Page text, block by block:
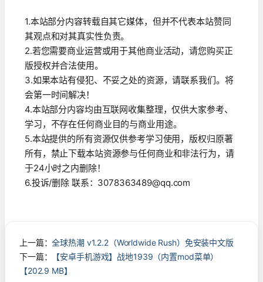
1.本站部分内容转载自其它媒体，但并不代表本站赞同
其观点和对其真实性负责。
2.若您需要商业运营或用于其他商业活动，请您购买正
版授权并合法使用。
3.如果本站有侵犯、不妥之处的资源，请联系我们。将
会第一时间解决！
4.本站部分内容均由互联网收集整理，仅供大家参考、
学习，不存在任何商业目的与商业用途。
5.本站提供的所有资源仅供参考学习使用，版权归原著
所有，禁止下载本站资源参与任何商业和非法行为，请
于24小时之内删除！
6.投诉/删除 联系：3078363489@qq.com
上一篇：全球热潮 v1.2.2（Worldwide Rush）免安装中文版
下一篇：
【安卓手机游戏】战地1939（内置mod菜单）
【202.9 MB】